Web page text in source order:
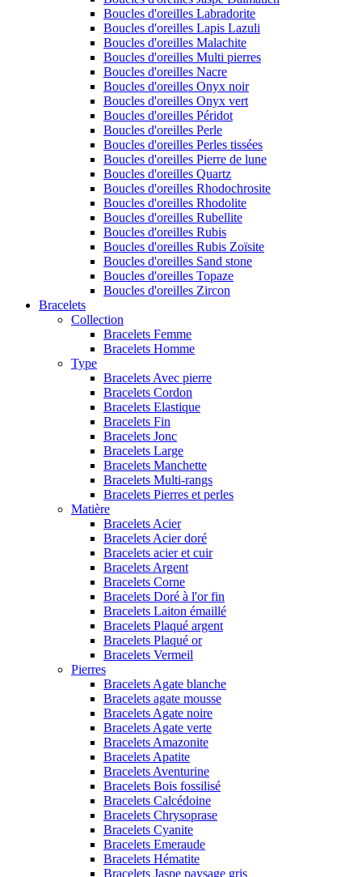
Boucles d'oreilles Labradorite
Boucles d'oreilles Lapis Lazuli
Boucles d'oreilles Malachite
Boucles d'oreilles Multi pierres
Boucles d'oreilles Nacre
Boucles d'oreilles Onyx noir
Boucles d'oreilles Onyx vert
Boucles d'oreilles Péridot
Boucles d'oreilles Perle
Boucles d'oreilles Perles tissées
Boucles d'oreilles Pierre de lune
Boucles d'oreilles Quartz
Boucles d'oreilles Rhodochrosite
Boucles d'oreilles Rhodolite
Boucles d'oreilles Rubellite
Boucles d'oreilles Rubis
Boucles d'oreilles Rubis Zoïsite
Boucles d'oreilles Sand stone
Boucles d'oreilles Topaze
Boucles d'oreilles Zircon
Bracelets
Collection
Bracelets Femme
Bracelets Homme
Type
Bracelets Avec pierre
Bracelets Cordon
Bracelets Elastique
Bracelets Fin
Bracelets Jonc
Bracelets Large
Bracelets Manchette
Bracelets Multi-rangs
Bracelets Pierres et perles
Matière
Bracelets Acier
Bracelets Acier doré
Bracelets acier et cuir
Bracelets Argent
Bracelets Corne
Bracelets Doré à l'or fin
Bracelets Laiton émaillé
Bracelets Plaqué argent
Bracelets Plaqué or
Bracelets Vermeil
Pierres
Bracelets Agate blanche
Bracelets agate mousse
Bracelets Agate noire
Bracelets Agate verte
Bracelets Amazonite
Bracelets Apatite
Bracelets Aventurine
Bracelets Bois fossilisé
Bracelets Calcédoine
Bracelets Chrysoprase
Bracelets Cyanite
Bracelets Emeraude
Bracelets Hématite
Bracelets Jaspe paysage gris